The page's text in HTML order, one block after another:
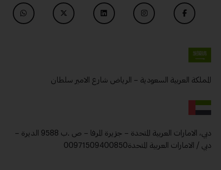
المملكة العربية السعودية – الرياض شارع الامير سلطان
دبي، الامارات العربية المتحدة – جزيرة المرفا – ص .ب 9588 الديرة –
دبي / الامارات العربية المتحدة00971509400850